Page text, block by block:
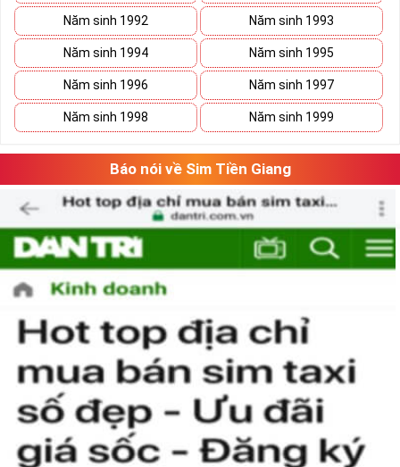
sim
, sim VÀNGtuyệt đẹp, với đẳng cấp đứng đầu. Vẻ đẹp mà
số 5 tạo nên là tổng hòa của ý nghĩa và hình thức, con số 5 gồm cả
những nét gãy và nét cong như cuộc sống có
lúcthănglúctrầmnhưng họ sẽ tìm thấy con đường phát triển vững
bền của mình.
Tại sao nên sở hữu sim ngũ quý 5?
Sim ngũ quý 5 được nhiều người quan tâm vì con số 5 được
coi là số của Phúc, của Vàng, của Vua nên được nhiều người
yêu thích và chọn lựa.
Vì vậy
sim số đẹpđuôi 55555thể hiện được ước vọng về sự
Năm sinh 1992 Năm sinh 1993
Năm sinh 1994 Năm sinh 1995
Năm sinh 1996 Năm sinh 1997
Năm sinh 1998 Năm sinh 1999
Báo nói về Sim Tiền Giang